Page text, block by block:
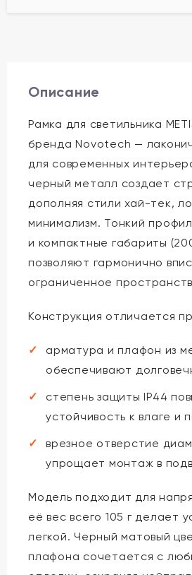
Описание
Рамка для светильника
бренда Novotech —
для современных
черный металл создает
дополняя стили хай-тек,
минимализм. Тонкий
и компактные габариты
позволяют гармонично
ограниченное
Конструкция отличается
арматура и плафон из
обеспечивают
степень защиты IP44
устойчивость к влаге и
врезное отверстие
упрощает монтаж в
Модель подходит для
её вес всего 105 г делает
легкой. Черный матовый
плафона сочетается с